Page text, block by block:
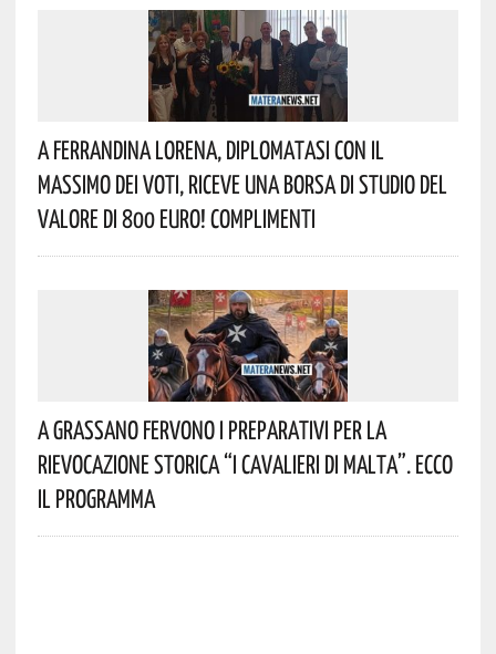
A Ferrandina Lorena, Diplomatasi Con Il
Massimo Dei Voti, Riceve Una Borsa Di Studio Del
Valore Di 800 Euro! Complimenti
A Grassano Fervono I Preparativi Per La
Rievocazione Storica “I CAVALIERI DI MALTA”. Ecco
Il Programma